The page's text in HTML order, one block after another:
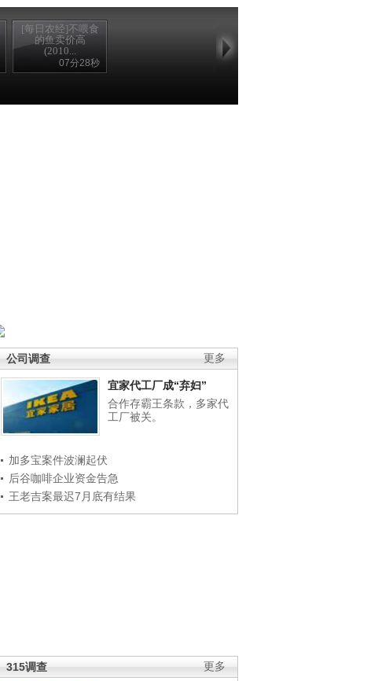
[每日农经]不喂食
的鱼卖价高
(2010...
07分28秒
更多
公司调查
宜家代工厂成“弃妇”
合作存霸王条款，多家代
工厂被关。
加多宝案件波澜起伏
后谷咖啡企业资金告急
王老吉案最迟7月底有结果
更多
315调查